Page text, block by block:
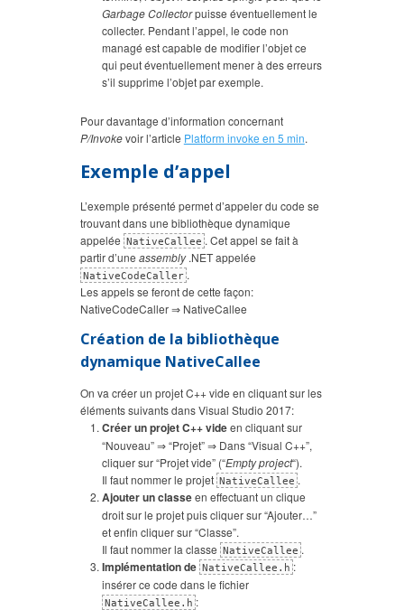
Garbage Collectorpuisse éventuellement le
collecter. Pendant l’appel, le code non
managé est capable de modifier l’objet ce
qui peut éventuellement mener à des erreurs
s’il supprime l’objet par exemple.
Pour davantage d’information concernant
P/Invokevoir l’article Platform invoke en 5 min.
Exemple d’appel
L’exemple présenté permet d’appeler du code se
trouvant dans une bibliothèque dynamique
appelée NativeCallee . Cet appel se fait à
partir d’une assembly.NET appelée
NativeCodeCaller .
Les appels se feront de cette façon:
NativeCodeCaller ⇒ NativeCallee
Création de la bibliothèque
dynamique NativeCallee
On va créer un projet C++ vide en cliquant sur les
éléments suivants dans Visual Studio 2017:
Créer un projet C++ videen cliquant sur
“Nouveau” ⇒ “Projet” ⇒ Dans “Visual C++”,
cliquer sur “Projet vide” (“Empty project“).
Il faut nommer le projet NativeCallee .
Ajouter un classeen effectuant un clique
droit sur le projet puis cliquer sur “Ajouter…”
et enfin cliquer sur “Classe”.
Il faut nommer la classe NativeCallee .
Implémentation de NativeCallee.h :
insérer ce code dans le fichier
NativeCallee.h :